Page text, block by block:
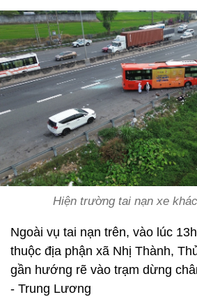
Hiện trường tai nạn xe
Ngoài vụ tai nạn trên, vào lúc
thuộc địa phận xã Nhị Thành,
gần hướng rẽ vào trạm dừng
- Trung Lương